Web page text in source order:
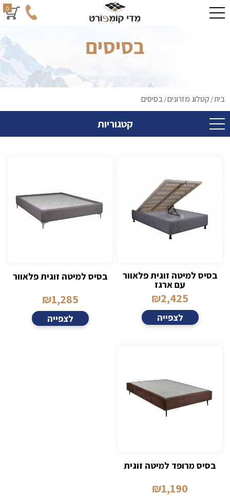
0
בסיסים
בית/ קטלוג מזרונים/בסיסים
קטגוריות
בסיס למיטה זוגית פלאוור
עם ארגז
₪2,425
לצפייה
בסיס למיטה זוגית פלאוור
₪1,285
לצפייה
בסיס מרופד למיטה זוגית
₪1,190